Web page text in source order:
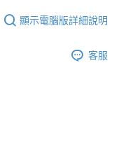
顯示電腦版詳細說明
客服